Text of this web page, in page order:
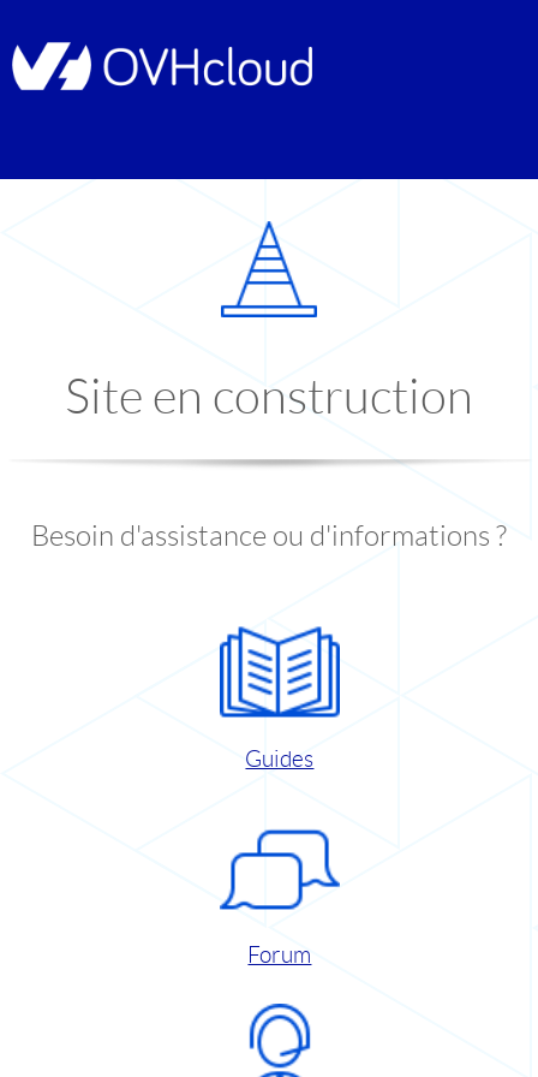
Site en construction
Besoin d'assistance ou d'informations ?
Guides
Forum